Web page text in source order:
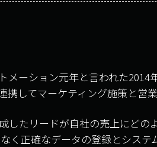
メーション元年と言われた
してマーケティング施策と営
したリードが自社の売上にど
く正確なデータの登録とシス